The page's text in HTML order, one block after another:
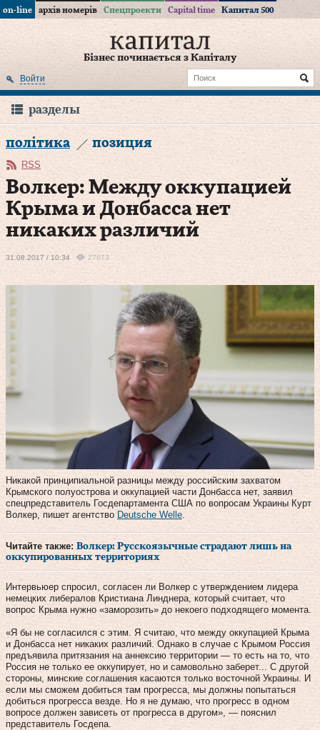
on-line архів номерів Спецпроекти Capital time Капитал 500
Бізнес починається з Капіталу
Войти
разделы
політика позиция
RSS
Волкер: Между оккупацией
Крыма и Донбасса нет
никаких различий
31.08.2017 / 10:34 27673
Никакой принципиальной разницы между российским захватом
Крымского полуострова и оккупацией части Донбасса нет, заявил
спецпредставитель Госдепартамента США по вопросам Украины Курт
Волкер, пишет агентство Deutsche Welle
Читайте также: Волкер: Русскоязычные страдают лишь на
оккупированных территориях
Интервьюер спросил, согласен ли Волкер с утверждением лидера
немецких либералов Кристиана Линднера, который считает, что
вопрос Крыма нужно «заморозить» до некоего подходящего момента.
«Я бы не согласился с этим. Я считаю, что между оккупацией Крыма
и Донбасса нет никаких различий. Однако в случае с Крымом Россия
предъявила притязания на аннексию территории — то есть на то, что
Россия не только ее оккупирует, но и самовольно заберет... С другой
стороны, минские соглашения касаются только восточной Украины. И
если мы сможем добиться там прогресса, мы должны попытаться
добиться прогресса везде. Но я не думаю, что прогресс в одном
вопросе должен зависеть от прогресса в другом», — пояснил
представитель Госдепа.